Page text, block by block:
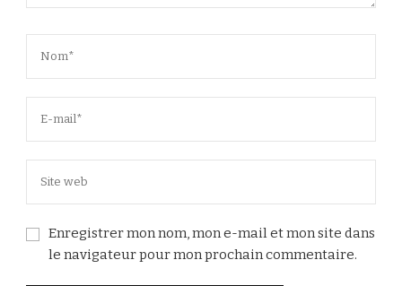
Enregistrer mon nom, mon e-mail et mon site dans
le navigateur pour mon prochain commentaire.